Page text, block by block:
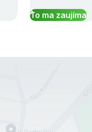
To ma zaujíma